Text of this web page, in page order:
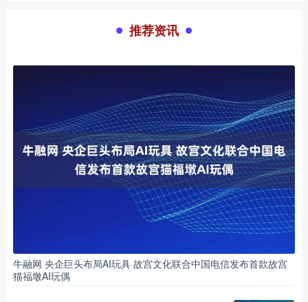
推荐资讯
牛融网 央企巨头布局AI玩具 故宫文化联合中国电信发布首款故宫
猫福墩AI玩偶